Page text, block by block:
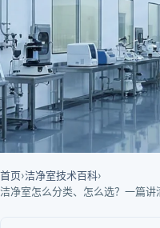
首页›洁净室技术百科›
洁净室怎么分类、怎么选？一篇